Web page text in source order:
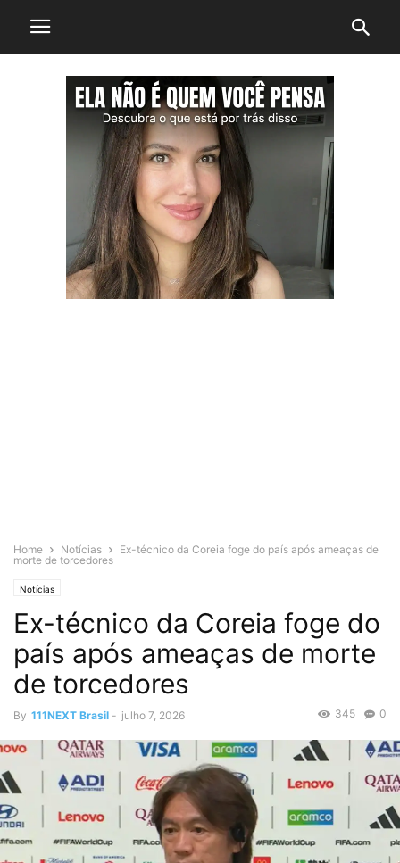
Home Notícias
Ex-técnico da Coreia foge do país após ameaças de
morte de torcedores
Notícias
Ex-técnico da Coreia foge do
país após ameaças de morte
de torcedores
By 111NEXT Brasil - julho 7, 2026 0
345